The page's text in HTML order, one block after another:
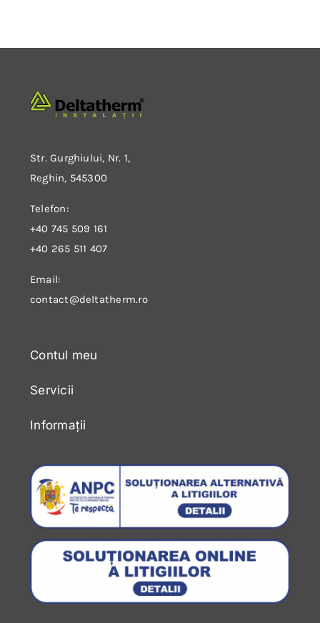
Str. Gurghiului, Nr. 1,
Reghin, 545300
Telefon:
+40 745 509 161
+40 265 511 407
Email:
contact@deltatherm.ro
Contul meu
Servicii
Informații